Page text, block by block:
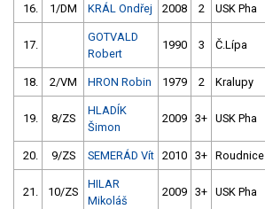
16. 1/DM KRÁL Ondřej 2008 2 USK Pha
17.
GOTVALD
Robert
1990 3 Č.Lípa
18. 2/VM HRON Robin 1979 2 Kralupy
19. 8/ZS
HLADÍK
Šimon
2009 3+ USK Pha
20. 9/ZS SEMERÁD Vít 2010 3+ Roudnice
21. 10/ZS
HILAR
Mikoláš
2009 3+ USK Pha